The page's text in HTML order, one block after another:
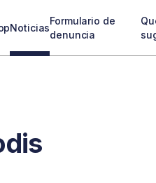
Noticias
Formulario de
denuncia